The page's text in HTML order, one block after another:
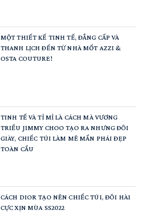
MỘT THIẾT KẾ TINH TẾ, ĐẲNG CẤP VÀ
THANH LỊCH ĐẾN TỪ NHÀ MỐT AZZI &
OSTA COUTURE!
TINH TẾ VÀ TỈ MỈ LÀ CÁCH MÀ VƯƠNG
TRIỀU JIMMY CHOO TẠO RA NHƯNG ĐÔI
GIÀY, CHIẾC TÚI LÀM MÊ MẨN PHÁI ĐẸP
TOÀN CẦU
CÁCH DIOR TẠO NÊN CHIẾC TÚI, ĐÔI HÀI
CỰC XỊN MÙA SS2022